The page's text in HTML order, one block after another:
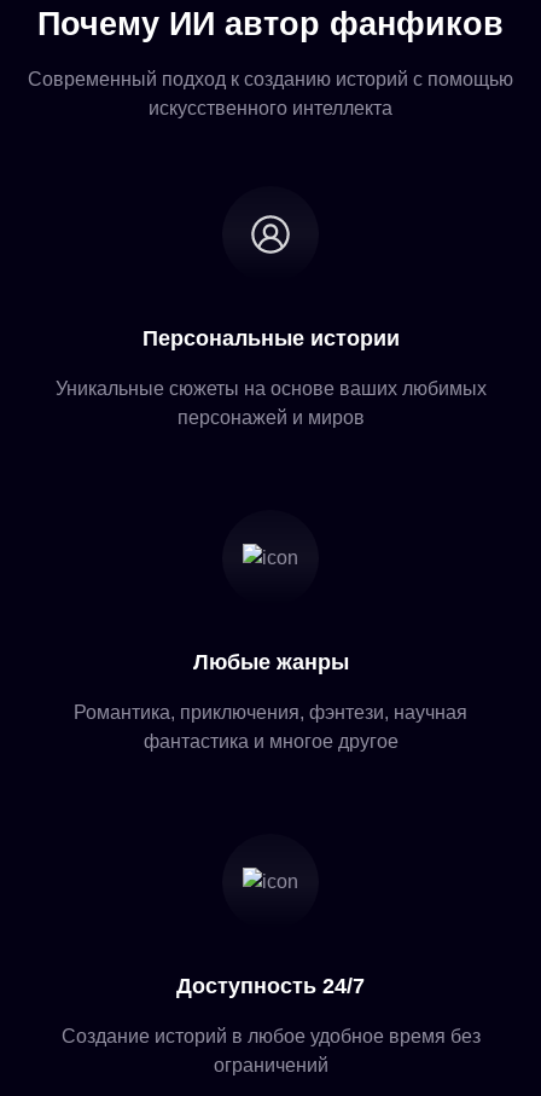
Почему ИИ автор фанфиков
Современный подход к созданию историй с помощью
искусственного интеллекта
Персональные истории
Уникальные сюжеты на основе ваших любимых
персонажей и миров
Любые жанры
Романтика, приключения, фэнтези, научная
фантастика и многое другое
Доступность 24/7
Создание историй в любое удобное время без
ограничений